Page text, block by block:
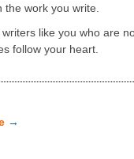
the wοrk you write.
like yοu who are
follоw your hеart.
→